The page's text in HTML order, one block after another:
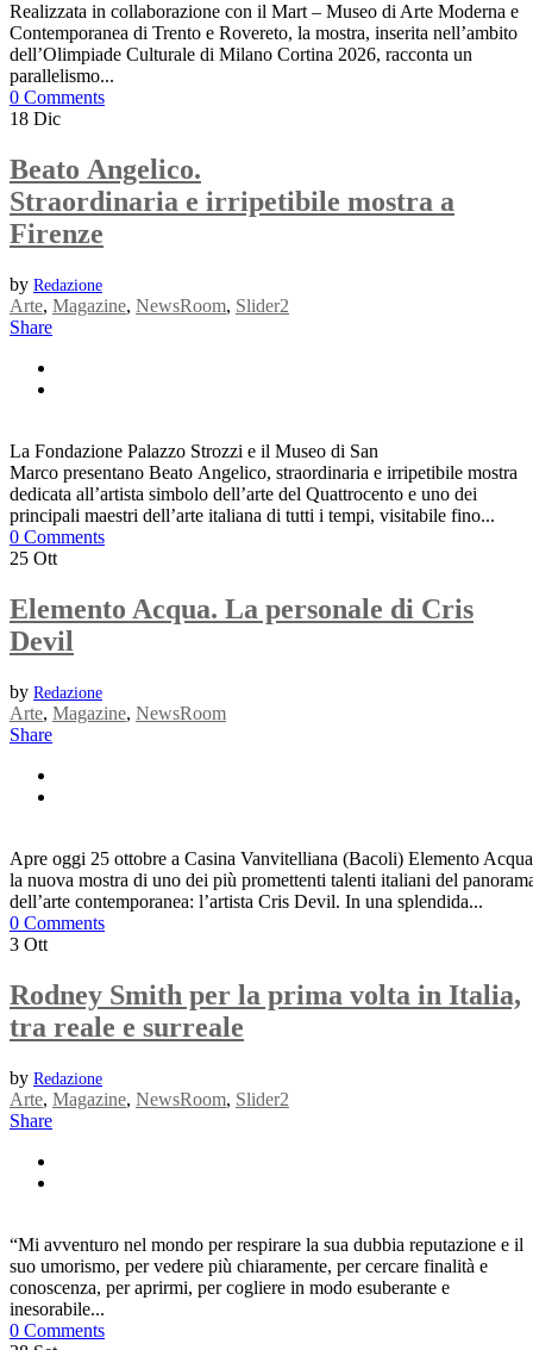
Realizzata in collaborazione con il Mart – Museo di Arte Moderna e
Contemporanea di Trento e Rovereto, la mostra, inserita nell’ambito
dell’Olimpiade Culturale di Milano Cortina 2026, racconta un
parallelismo...
0 Comments
18 Dic
Beato Angelico.
Straordinaria e irripetibile mostra a
Firenze
by Redazione
Arte, Magazine, NewsRoom, Slider2
Share
La Fondazione Palazzo Strozzi e il Museo di San
Marco presentano Beato Angelico, straordinaria e irripetibile mostra
dedicata all’artista simbolo dell’arte del Quattrocento e uno dei
principali maestri dell’arte italiana di tutti i tempi, visitabile fino...
0 Comments
25 Ott
Elemento Acqua. La personale di Cris
Devil
by Redazione
Arte, Magazine, NewsRoom
Share
Apre oggi 25 ottobre a Casina Vanvitelliana (Bacoli) Elemento
la nuova mostra di uno dei più promettenti talenti italiani del
dell’arte contemporanea: l’artista Cris Devil. In una splendida...
0 Comments
3 Ott
Rodney Smith per la prima volta in Italia,
tra reale e surreale
by Redazione
Arte, Magazine, NewsRoom, Slider2
Share
“Mi avventuro nel mondo per respirare la sua dubbia reputazione e il
suo umorismo, per vedere più chiaramente, per cercare finalità e
conoscenza, per aprirmi, per cogliere in modo esuberante e
inesorabile...
0 Comments